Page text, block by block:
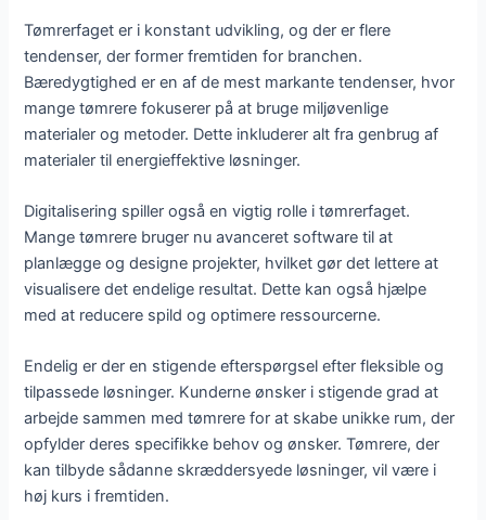
Tømrerfaget er i konstant udvikling, og der er flere
tendenser, der former fremtiden for branchen.
Bæredygtighed er en af de mest markante tendenser, hvor
mange tømrere fokuserer på at bruge miljøvenlige
materialer og metoder. Dette inkluderer alt fra genbrug af
materialer til energieffektive løsninger.
Digitalisering spiller også en vigtig rolle i tømrerfaget.
Mange tømrere bruger nu avanceret software til at
planlægge og designe projekter, hvilket gør det lettere at
visualisere det endelige resultat. Dette kan også hjælpe
med at reducere spild og optimere ressourcerne.
Endelig er der en stigende efterspørgsel efter fleksible og
tilpassede løsninger. Kunderne ønsker i stigende grad at
arbejde sammen med tømrere for at skabe unikke rum, der
opfylder deres specifikke behov og ønsker. Tømrere, der
kan tilbyde sådanne skræddersyede løsninger, vil være i
høj kurs i fremtiden.